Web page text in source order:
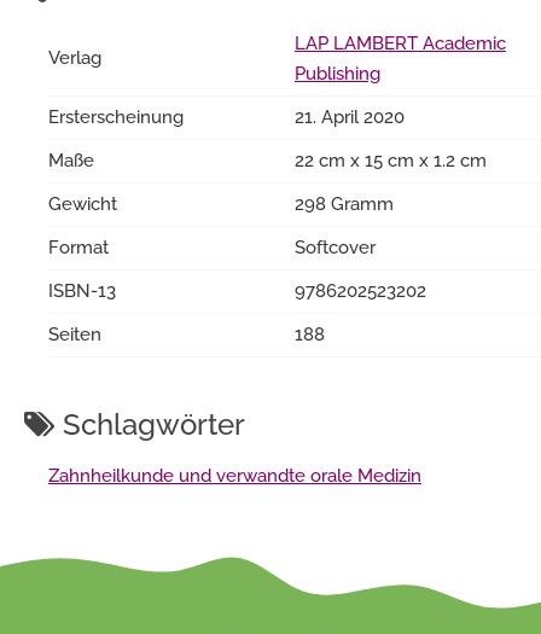
Verlag
LAP LAMBERT Academic
Publishing
Ersterscheinung
21. April 2020
Maße
22 cm x 15 cm x 1.2 cm
Gewicht
298 Gramm
Format
Softcover
ISBN-13
9786202523202
Seiten
188
Schlagwörter
Zahnheilkunde und verwandte orale Medizin